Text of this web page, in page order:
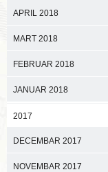
APRIL 2018
MART 2018
FEBRUAR 2018
JANUAR 2018
2017
DECEMBAR 2017
NOVEMBAR 2017